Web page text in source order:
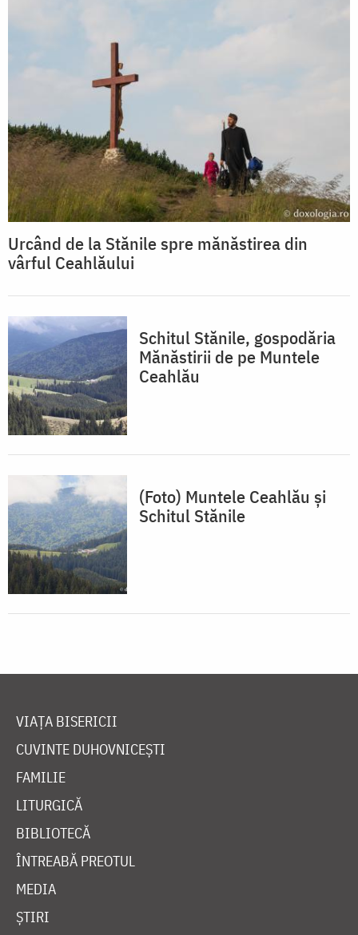
Urcând de la Stănile spre mănăstirea din
vârful Ceahlăului
Schitul Stănile, gospodăria
Mănăstirii de pe Muntele
Ceahlău
(Foto) Muntele Ceahlău și
Schitul Stănile
VIAȚA BISERICII
CUVINTE DUHOVNICEȘTI
FAMILIE
LITURGICĂ
BIBLIOTECĂ
ÎNTREABĂ PREOTUL
MEDIA
ȘTIRI